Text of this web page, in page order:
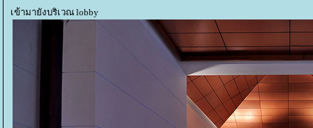
เข้ามายังบริเวณ lobby